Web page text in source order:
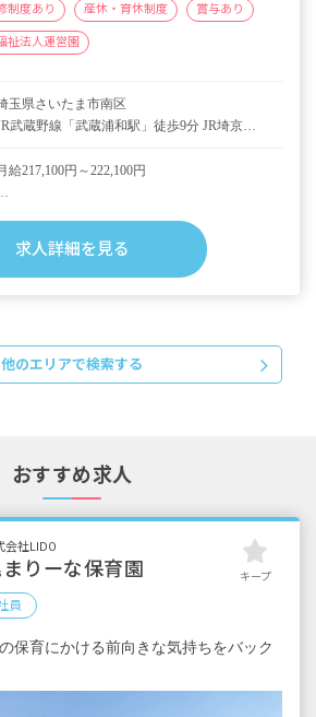
制度あり 産休・育休制度 賞与あり
祉法人運営園
玉県さいたま市南区
武蔵野線「武蔵浦和駅」徒歩9分 JR埼京線
駅」徒歩22分 ※マイカー通勤OK！
給217,100円～222,100円
昇給年1回（昨年度実績3,000円～10,000円）
勤手当
用期間6カ月（同条件）
求人詳細を見る
他のエリアで検索する
おすすめ求人
会社LIDO
まりーな保育園
員
キープ
保育にかける前向きな気持ちをバック